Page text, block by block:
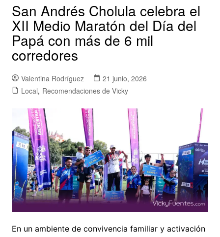
San Andrés Cholula celebra el
XII Medio Maratón del Día del
Papá con más de 6 mil
corredores
Valentina Rodríguez
21 junio, 2026
Local, Recomendaciones de Vicky
En un ambiente de convivencia familiar y activación